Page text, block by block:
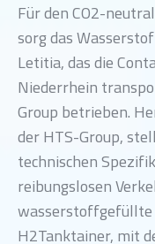
Für den CO2-
sorg das
Letitia, das die
Niederrhein
Group betrieben.
der HTS-Group,
technischen
reibungslosen
wasserstoffgefüllte
H2Tanktainer, mit